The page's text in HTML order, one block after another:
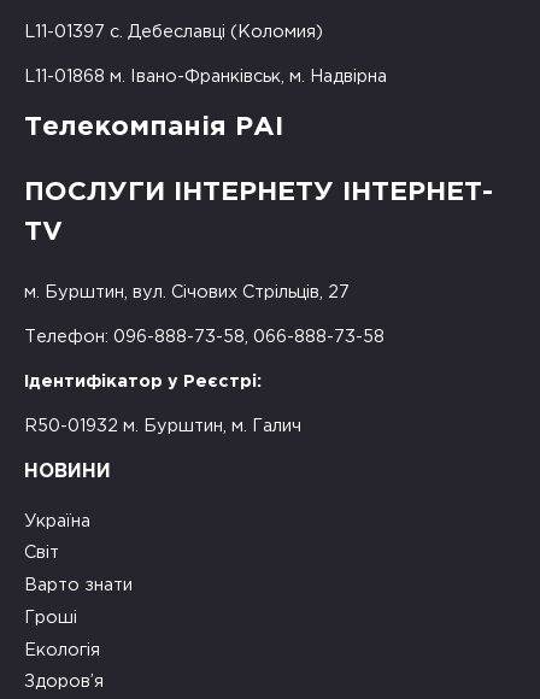
L11-01397 с. Дебеславці (Коломия)
L11-01868 м. Івано-Франківськ, м. Надвірна
Телекомпанія РАІ
ПОСЛУГИ ІНТЕРНЕТУ ІНТЕРНЕТ-
TV
м. Бурштин, вул. Січових Стрільців, 27
Телефон: 096-888-73-58, 066-888-73-58
Ідентифікатор у Реєстрі:
R50-01932 м. Бурштин, м. Галич
НОВИНИ
Україна
Світ
Варто знати
Гроші
Екологія
Здоров’я